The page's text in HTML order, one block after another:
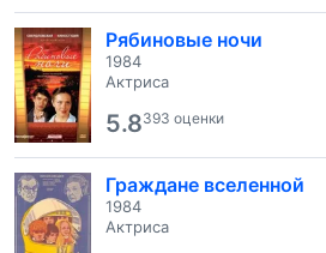
Рябиновые ночи
1984
Актриса
5.8393 оценки
Граждане вселенной
1984
Актриса